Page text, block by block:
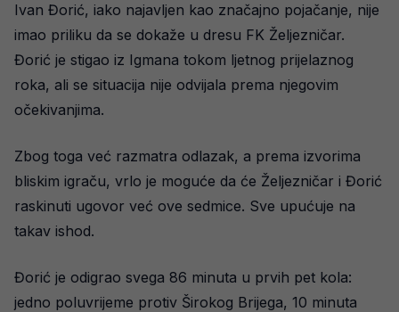
Ivan Đorić, iako najavljen kao značajno pojačanje, nije
imao priliku da se dokaže u dresu FK Željezničar.
Đorić je stigao iz Igmana tokom ljetnog prijelaznog
roka, ali se situacija nije odvijala prema njegovim
očekivanjima.
Zbog toga već razmatra odlazak, a prema izvorima
bliskim igraču, vrlo je moguće da će Željezničar i Đorić
raskinuti ugovor već ove sedmice. Sve upućuje na
takav ishod.
Đorić je odigrao svega 86 minuta u prvih pet kola:
jedno poluvrijeme protiv Širokog Brijega, 10 minuta